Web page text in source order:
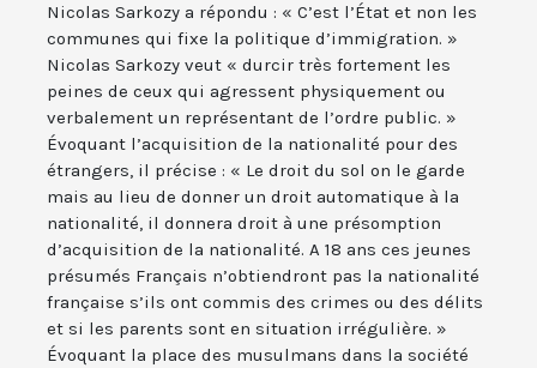
Nicolas Sarkozy a répondu : « C’est l’État et non les
communes qui fixe la politique d’immigration. »
Nicolas Sarkozy veut « durcir très fortement les
peines de ceux qui agressent physiquement ou
verbalement un représentant de l’ordre public. »
Évoquant l’acquisition de la nationalité pour des
étrangers, il précise : « Le droit du sol on le garde
mais au lieu de donner un droit automatique à la
nationalité, il donnera droit à une présomption
d’acquisition de la nationalité. A 18 ans ces jeunes
présumés Français n’obtiendront pas la nationalité
française s’ils ont commis des crimes ou des délits
et si les parents sont en situation irrégulière. »
Évoquant la place des musulmans dans la société